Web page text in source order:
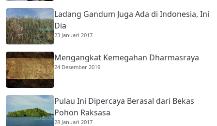
Ladang Gandum Juga Ada di Indonesia, Ini
Dia
23 Januari 2017
Mengangkat Kemegahan Dharmasraya
24 Desember 2019
Pulau Ini Dipercaya Berasal dari Bekas
Pohon Raksasa
28 Januari 2017